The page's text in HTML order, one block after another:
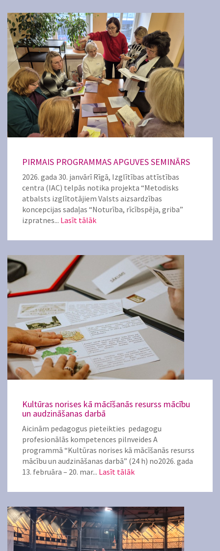
PIRMAIS PROGRAMMAS APGUVES SEMINĀRS
2026. gada 30. janvārī Rīgā, Izglītības attīstības
centra (IAC) telpās notika projekta “Metodisks
atbalsts izglītotājiem Valsts aizsardzības
koncepcijas sadaļas “Noturība, rīcībspēja, griba”
izpratnes... Lasīt tālāk
Kultūras norises kā mācīšanās resurss mācību
un audzināšanas darbā
Aicinām pedagogus pieteikties pedagogu
profesionālās kompetences pilnveides A
programmā “Kultūras norises kā mācīšanās resurss
mācību un audzināšanas darbā” (24 h) no2026. gada
13. februāra – 20. mar... Lasīt tālāk